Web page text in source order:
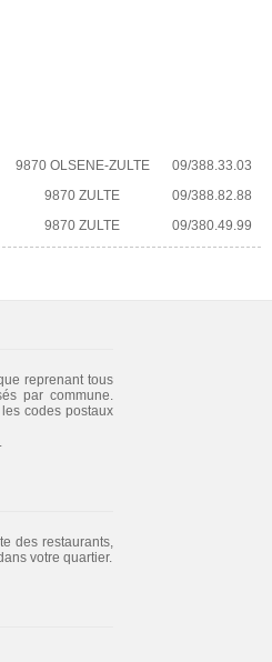
9870 OLSENE-ZULTE
09/388.33.03
9870 ZULTE
09/388.82.88
9870 ZULTE 09/380.49.99
reprenant tous
par commune.
codes postaux
des restaurants,
votre quartier.